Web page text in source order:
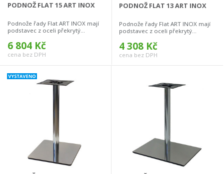
PODNOŽ FLAT 15 ART INOX
Podnože řady Flat ART INOX mají
podstavec z oceli překrytý...
6 804 Kč
cena bez DPH
PODNOŽ FLAT 13 ART INOX
Podnože řady Flat ART INOX mají
podstavec z oceli překrytý...
4 308 Kč
cena bez DPH